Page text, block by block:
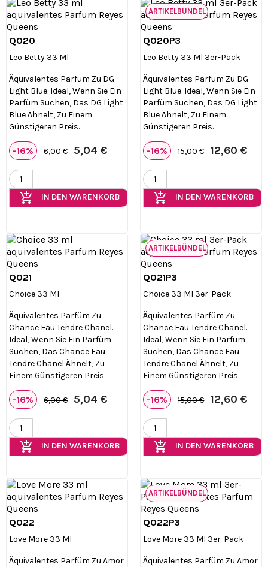
Q020
Leo Betty 33 Ml
Äquivalentes Parfüm Zu DG
Light Blue. Ideal, Wenn Sie Ein
Parfüm Suchen, Das DG Light
Blue Ähnelt, Zu Einem
Günstigeren Preis.
-16% 6,00 € 5,04 €
add_shopping_cart IN DEN WARENKORB

Q020P3
Leo Betty 33 Ml 3er-Pack
Äquivalentes Parfüm Zu DG
Light Blue. Ideal, Wenn Sie Ein
Parfüm Suchen, Das DG Light
Blue Ähnelt, Zu Einem
Günstigeren Preis.
-16% 15,00 € 12,60 €
add_shopping_cart IN DEN WARENKORB
ARTIKELBÜNDEL
Q021
Choice 33 Ml
Äquivalentes Parfüm Zu
Chance Eau Tendre Chanel.
Ideal, Wenn Sie Ein Parfüm
Suchen, Das Chance Eau
Tendre Chanel Ähnelt, Zu
Einem Günstigeren Preis.
-16% 6,00 € 5,04 €
add_shopping_cart IN DEN WARENKORB

Q021P3
Choice 33 Ml 3er-Pack
Äquivalentes Parfüm Zu
Chance Eau Tendre Chanel.
Ideal, Wenn Sie Ein Parfüm
Suchen, Das Chance Eau
Tendre Chanel Ähnelt, Zu
Einem Günstigeren Preis.
-16% 15,00 € 12,60 €
add_shopping_cart IN DEN WARENKORB
ARTIKELBÜNDEL
Q022
Love More 33 Ml
Äquivalentes Parfüm Zu Amor

Q022P3
Love More 33 Ml 3er-Pack
Äquivalentes Parfüm Zu Amor
ARTIKELBÜNDEL